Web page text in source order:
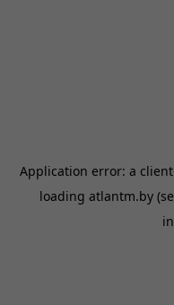
Application error: a client
loading atlantm.by